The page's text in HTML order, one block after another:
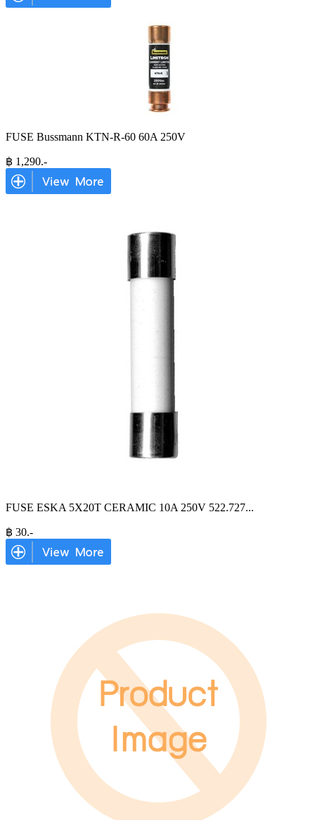
FUSE Bussmann KTN-R-60 60A 250V
฿ 1,290.-
FUSE ESKA 5X20T CERAMIC 10A 250V 522.727...
฿ 30.-